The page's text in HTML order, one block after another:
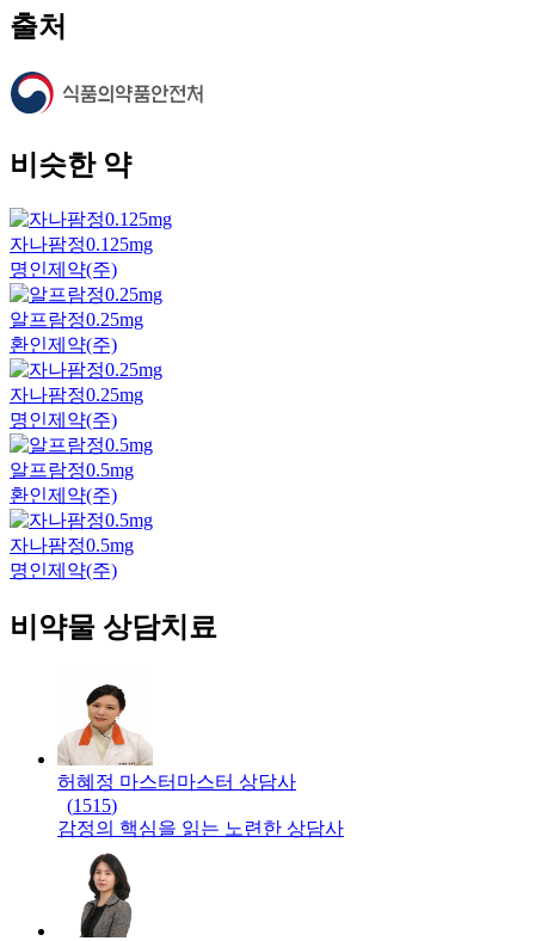
출처
비슷한 약
자나팜정0.125mg
명인제약(주)
알프람정0.25mg
환인제약(주)
자나팜정0.25mg
명인제약(주)
알프람정0.5mg
환인제약(주)
자나팜정0.5mg
명인제약(주)
비약물 상담치료
허혜정 마스터 마스터 상담사
(1515)
감정의 핵심을 읽는 노련한 상담사